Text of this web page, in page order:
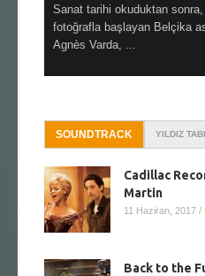
Sanat tarihi okuduktan
fotoğrafla başlayan Belçika
Agnès Varda, ...
SOUNDTRACK YILDIZ
Cadillac
Martin
11 Haziran, 2017 /
Back to the